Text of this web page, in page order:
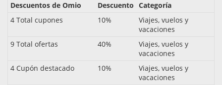
Descuentos de Omio Descuento Categoría
4 Total cupones
10%
Viajes, vuelos y
vacaciones
9 Total ofertas
40%
Viajes, vuelos y
vacaciones
4 Cupón destacado
10%
Viajes, vuelos y
vacaciones